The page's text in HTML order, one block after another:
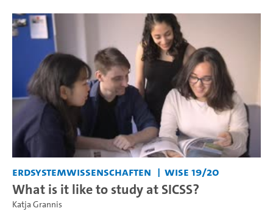
Erdsystemwissenschaften WiSe 19/20
What is it like to study at SICSS?
Katja Grannis